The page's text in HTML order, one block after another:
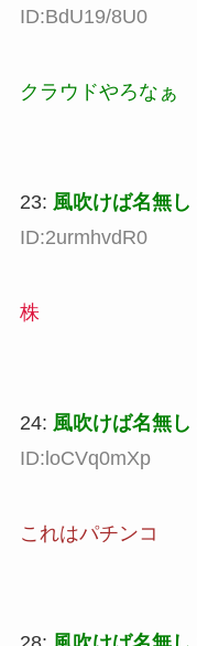
ID:BdU19/8U0
クラウドやろなぁ
23: 風吹けば名無し
ID:2urmhvdR0
株
24: 風吹けば名無し
ID:loCVq0mXp
これはパチンコ